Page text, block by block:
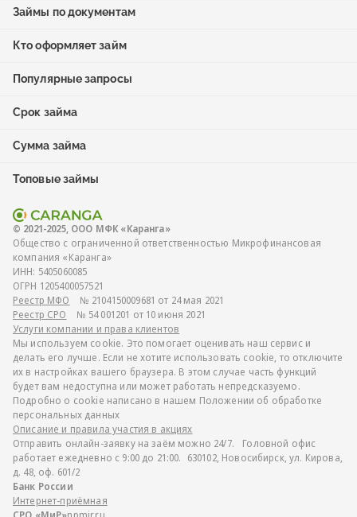
Займы по документам
Кто оформляет займ
Популярные запросы
Срок займа
Сумма займа
Топовые займы
© 2021-2025, ООО МФК «Каранга»
Общество с ограниченной ответственностью Микрофинансовая
компания «Каранга»
ИНН: 5405060085
ОГРН 1205400057521
Реестр МФО
№ 2104150009681 от 24 мая 2021
Реестр СРО
№ 54 001201 от 10 июня 2021
Услуги компании и права клиентов
Мы используем cookie. Это помогает оценивать наш сервис и
делать его лучше. Если не хотите использовать cookie, то отключите
их в настройках вашего браузера. В этом случае часть функций
будет вам недоступна или может работать непредсказуемо.
Подробно о cookie написано в нашем Положении об обработке
персональных данных
Описание и правила участия в акциях
Отправить онлайн-заявку на заём можно 24/7. Головной офис
работает ежедневно с 9:00 до 21:00. 630102, Новосибирск, ул. Кирова,
д. 48, оф. 601/2
Банк России
Интернет-приёмная